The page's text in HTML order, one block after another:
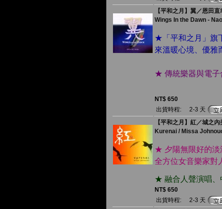
【平和之月】翼／恩田直
Wings In the Dawn -
★「平和之月」旗
來溫暖心境、優雅
★ 傳統樂器與電子
NT$ 650
出貨時程:
2-3 天
【平和之月】紅／城之內
Kurenai / Missa
★ 夕陽無限好的淡
全方位女音樂家對
★ 融合人聲演唱、
NT$ 650
出貨時程:
2-3 天